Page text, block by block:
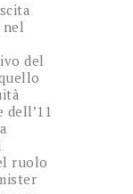
del
ruolo